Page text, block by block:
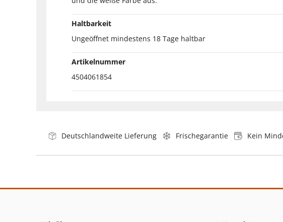
Haltbarkeit
Ungeöffnet mindestens 18 Tage haltbar
Artikelnummer
4504061854
Deutschlandweite Lieferung Frischegarantie Kein